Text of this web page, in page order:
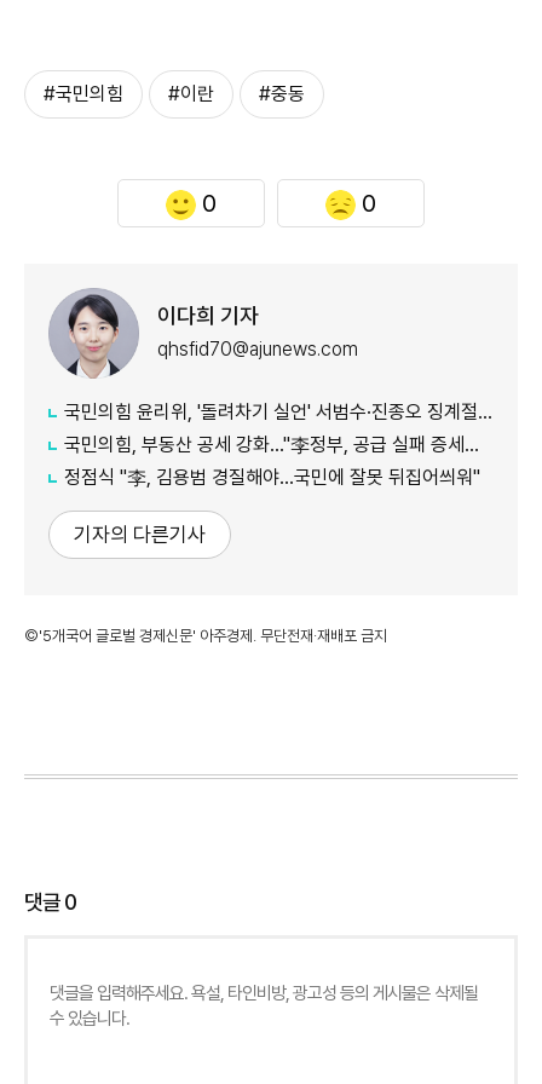
#국민의힘 #이란 #중동
0 0
이다희 기자
qhsfid70@ajunews.com
국민의힘 윤리위, '돌려차기 실언' 서범수·진종오 징계절차 개시
국민의힘, 부동산 공세 강화..."李정부, 공급 실패 증세로 덮으려 해"
정점식 "李, 김용범 경질해야...국민에 잘못 뒤집어씌워"
기자의 다른기사
©'5개국어 글로벌 경제신문' 아주경제. 무단전재·재배포 금지
댓글0